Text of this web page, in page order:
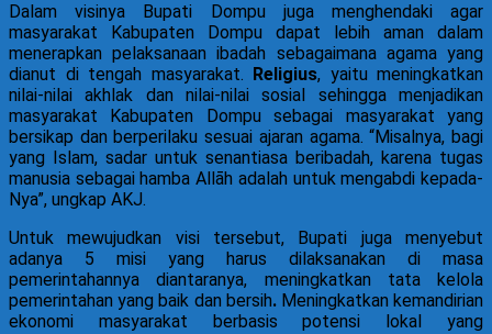
Dalam visinya Bupati Dompu juga menghendaki agar
masyarakat Kabupaten Dompu dapat lebih aman dalam
menerapkan pelaksanaan ibadah sebagaimana agama yang
dianut di tengah masyarakat.
Religius, yaitu meningkatkan
nilai-nilai akhlak dan nilai-nilai sosial sehingga menjadikan
masyarakat Kabupaten Dompu sebagai masyarakat yang
bersikap dan berperilaku sesuai ajaran agama. “Misalnya, bagi
yang Islam, sadar untuk senantiasa beribadah, karena tugas
manusia sebagai hamba Allāh adalah untuk mengabdi kepada-
Nya”, ungkap AKJ.
Untuk mewujudkan visi tersebut, Bupati juga menyebut
adanya 5 misi yang harus dilaksanakan di masa
pemerintahannya diantaranya, meningkatkan tata kelola
pemerintahan yang baik dan bersih. Meningkatkan kemandirian
ekonomi masyarakat berbasis potensi lokal yang